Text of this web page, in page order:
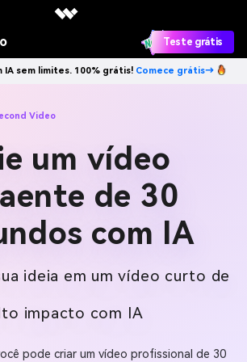
Teste grátis
IA sem limites. 100% grátis! Comece grátis→
Video
um vídeo
de 30
com IA
ideia em um vídeo curto de
impacto com IA
pode criar um vídeo profissional de 30